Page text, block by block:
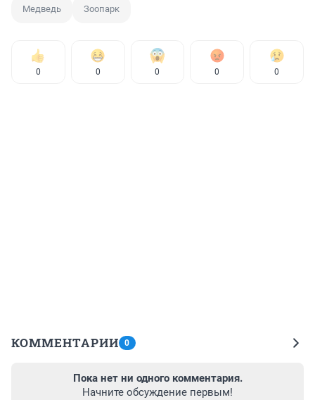
Медведь Зоопарк
0 0 0 0 0
КОММЕНТАРИИ 0
Пока нет ни одного комментария.
Начните обсуждение первым!